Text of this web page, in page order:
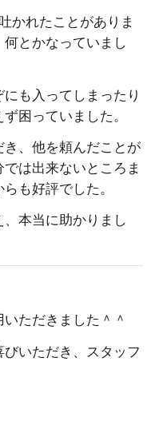
かれたことがありま
とかなっていまし
も入ってしまったり
困っていました。
、他を頼んだことが
は出来ないところま
も好評でした。
本当に助かりまし
ただきました＾＾
いただき、スタッフ